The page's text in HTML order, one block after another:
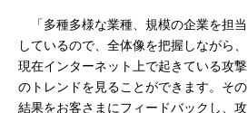
「多種多様な業種、規模の企業を担当
しているので、全体像を把握しながら、
現在インターネット上で起きている攻撃
のトレンドを見ることができます。その
結果をお客さまにフィードバックし、攻